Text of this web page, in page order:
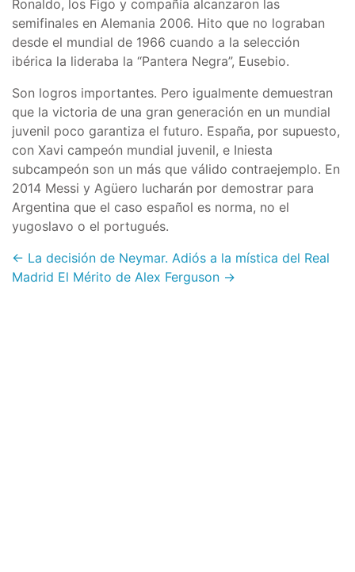
Ronaldo, los Figo y compañía alcanzaron las
semifinales en Alemania 2006. Hito que no lograban
desde el mundial de 1966 cuando a la selección
ibérica la lideraba la “Pantera Negra”, Eusebio.
Son logros importantes. Pero igualmente demuestran
que la victoria de una gran generación en un mundial
juvenil poco garantiza el futuro. España, por supuesto,
con Xavi campeón mundial juvenil, e Iniesta
subcampeón son un más que válido contraejemplo. En
2014 Messi y Agüero lucharán por demostrar para
Argentina que el caso español es norma, no el
yugoslavo o el portugués.
← La decisión de Neymar. Adiós a la mística del Real
Madrid El Mérito de Alex Ferguson →